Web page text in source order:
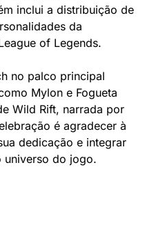
inclui a distribuição de
da
of Legends.
no palco principal
Mylon e Fogueta
Wild Rift, narrada por
é agradecer à
dedicação e integrar
universo do jogo.